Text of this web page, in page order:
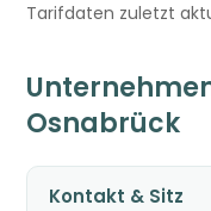
Tarifdaten zuletzt
Osnabrück
Kontakt & Sitz